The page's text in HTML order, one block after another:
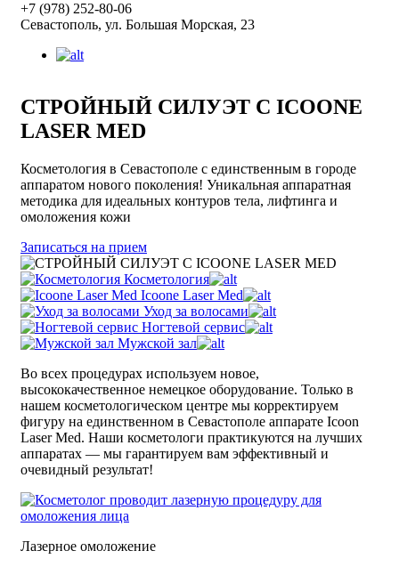
+7 (978) 252-80-06
Севастополь, ул. Большая Морская, 23
СТРОЙНЫЙ СИЛУЭТ С ICOONE
LASER MED
Косметология в Севастополе с единственным в городе
аппаратом нового поколения! Уникальная аппаратная
методика для идеальных контуров тела, лифтинга и
омоложения кожи
Записаться на прием
Косметология
Icoone Laser Med
Уход за волосами
Ногтевой сервис
Мужской зал
Во всех процедурах используем новое,
высококачественное немецкое оборудование. Только в
нашем косметологическом центре мы корректируем
фигуру на единственном в Севастополе аппарате Icoon
Laser Med. Наши косметологи практикуются на лучших
аппаратах — мы гарантируем вам эффективный и
очевидный результат!
Лазерное омоложение